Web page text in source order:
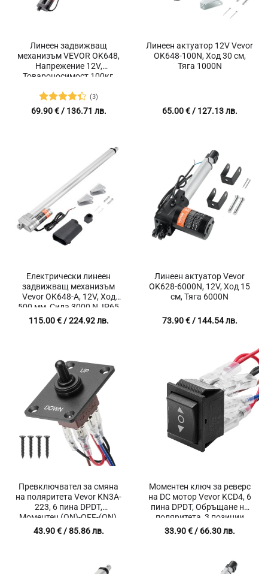
Линеен задвижващ
механизъм VEVOR OK648,
Напрежение 12V,
Товароносимост 100кг,
мм/сек
Оценено
(3)
69.90€/ 136.71 лв.
Линеен актуатор 12V Vevor
OK648-100N, Ход 30 см,
Тяга 1000N
65.00€/ 127.13 лв.
Електрически линеен
задвижващ механизъм
Vevor OK648-A, 12V, Ход
500 мм, Сила 3000 N, IP65
защита
115.00€/ 224.92 лв.
Линеен актуатор Vevor
OK628-6000N, 12V, Ход 15
см, Тяга 6000N
73.90€/ 144.54 лв.
Превключвател за смяна
на поляритета Vevor KN3A-
223, 6 пина DPDT,
Моментен (ON)-OFF-(ON),
30A 12V DC, За
електромотори и линейни
43.90€/ 85.86 лв.
Моментен ключ за реверс
на DC мотор Vevor KCD4, 6
пина DPDT, Обръщане на
поляритета, 3 позиции
(ON)-OFF-(ON)
33.90€/ 66.30 лв.